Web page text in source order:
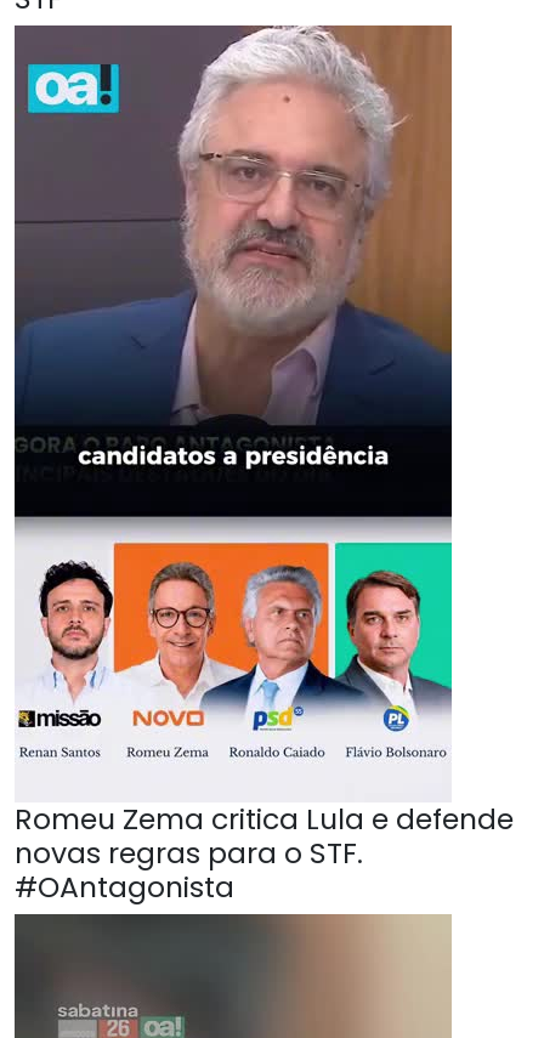
Romeu Zema critica Lula e defende
novas regras para o STF.
#OAntagonista